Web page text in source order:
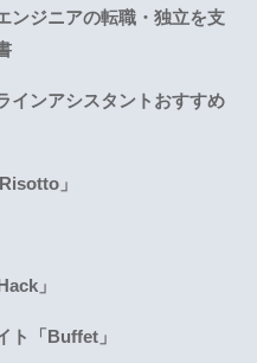
ンジニアの転職・独立を支
インアシスタントおすすめ
」
」
ト「Buffet」